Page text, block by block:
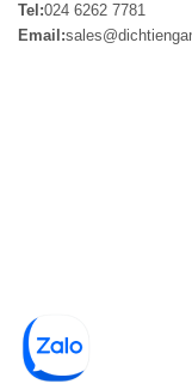
Tel:024 6262 7781
Email: